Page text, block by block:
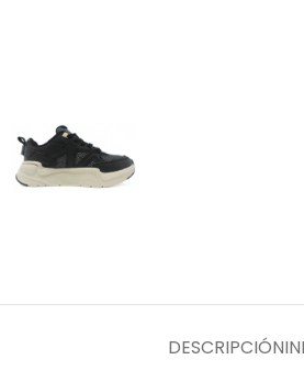
DESCRIPCIÓN